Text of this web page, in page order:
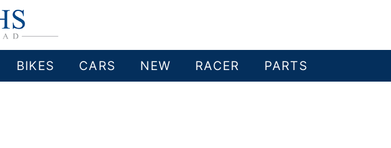
BIKES CARS NEW RACER PARTS